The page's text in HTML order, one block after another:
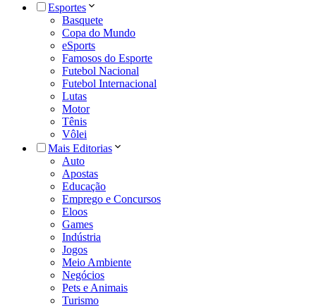
Esportes
Basquete
Copa do Mundo
eSports
Famosos do Esporte
Futebol Nacional
Futebol Internacional
Lutas
Motor
Tênis
Vôlei
Mais Editorias
Auto
Apostas
Educação
Emprego e Concursos
Eloos
Games
Indústria
Jogos
Meio Ambiente
Negócios
Pets e Animais
Turismo